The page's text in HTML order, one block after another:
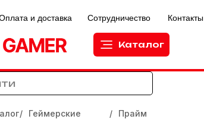
и доставка Контакты
Сотрудничество
Каталог
/
Геймерские
/ Прайм